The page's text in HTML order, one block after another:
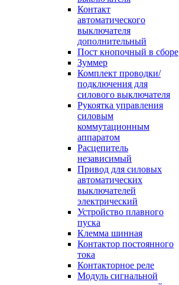
Контакт
автоматического
выключателя
дополнительный
Пост кнопочный в сборе
Зуммер
Комплект проводки/
подключения для
силового выключателя
Рукоятка управления
силовым
коммутационным
аппаратом
Расцепитель
независимый
Привод для силовых
автоматических
выключателей
электрический
Устройство плавного
пуска
Клемма шинная
Контактор постоянного
тока
Контакторное реле
Модуль сигнальной